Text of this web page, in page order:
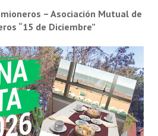
– Asociación Mutual de
“15 de Diciembre”